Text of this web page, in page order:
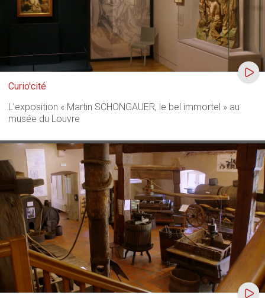
Curio'cité
L’exposition « Martin SCHONGAUER, le bel immortel » au
musée du Louvre